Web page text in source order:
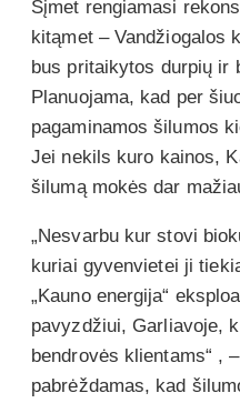
Šįmet rengiamasi
kitąmet – Vandžiogalos
bus pritaikytos durpių ir
Planuojama, kad per
pagaminamos šilumos
Jei nekils kuro kainos,
šilumą mokės dar
„Nesvarbu kur stovi
kuriai gyvenvietei ji
„Kauno energija“
pavyzdžiui, Garliavoje,
bendrovės klientams“ ,
pabrėždamas, kad